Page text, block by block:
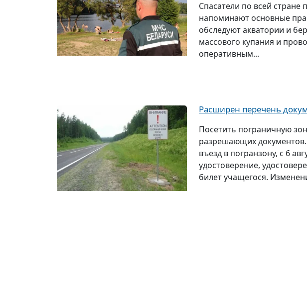
Спасатели по всей
напоминают основные
обследуют акватории и
массового купания и
оперативным...
Расширен перечень
Посетить пограничную
разрешающих
въезд в погранзону, с 6
удостоверение,
билет учащегося.